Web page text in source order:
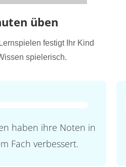
üben
festigt Ihr Kind
spielerisch.
haben ihre Noten in
Fach verbessert.